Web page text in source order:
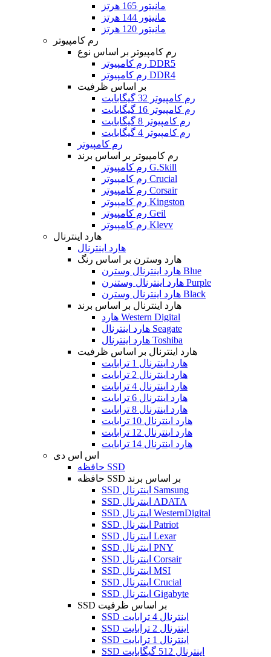
مانیتور 165 هرتز
مانیتور 144 هرتز
مانیتور 120 هرتز
رم کامپیوتر
رم کامپیوتر بر اساس نوع
رم کامپیوتر DDR5
رم کامپیوتر DDR4
بر اساس ظرفیت
رم کامپیوتر 32 گیگابایت
رم کامپیوتر 16 گیگابایت
رم کامپیوتر 8 گیگابایت
رم کامپیوتر 4 گیگابایت
رم کامپیوتر
رم کامپیوتر بر اساس برند
رم کامپیوتر G.Skill
رم کامپیوتر Crucial
رم کامپیوتر Corsair
رم کامپیوتر Kingston
رم کامپیوتر Geil
رم کامپیوتر Klevv
هارد اینترنال
هارد اینترنال
هارد وسترن بر اساس رنگ
هارد اینترنال وسترن Blue
هارد اینترنال وستنرن Purple
هارد اینترنال وسترن Black
هارد اینترنال بر اساس برند
هارد Western Digital
هارد اینترنال Seagate
هارد اینترنال Toshiba
هارد اینترنال بر اساس ظرفیت
هارد اینترنال 1 ترابایت
هارد اینترنال 2 ترابایت
هارد اینترنال 4 ترابایت
هارد اینترنال 6 ترابایت
هارد اینترنال 8 ترابایت
هارد اینترنال 10 ترابایت
هارد اینترنال 12 ترابایت
هارد اینترنال 14 ترابایت
اس اس دی
حافظه SSD
حافظه SSD بر اساس برند
SSD اینترنال Samsung
SSD اینترنال ADATA
SSD اینترنال WesternDigital
SSD اینترنال Patriot
SSD اینترنال Lexar
SSD اینترنال PNY
SSD اینترنال Corsair
SSD اینترنال MSI
SSD اینترنال Crucial
SSD اینترنال Gigabyte
SSD بر اساس ظرفیت
SSD اینترنال 4 ترابایت
SSD اینترنال 2 ترابایت
SSD اینترنال 1 ترابایت
SSD اینترنال 512 گیگابایت